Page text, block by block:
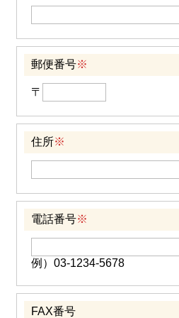
郵便番号※
〒
住所※
電話番号※
例）03-1234-5678
FAX番号